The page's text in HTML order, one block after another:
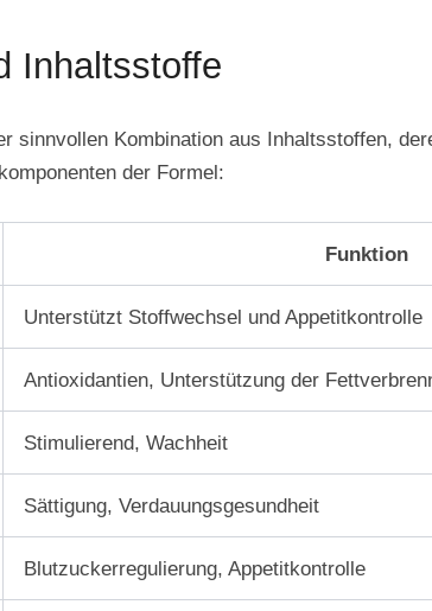
Inhaltsstoffe
sinnvollen Kombination aus Inhaltsstoffen,
der Formel:
Funktion
Unterstützt Stoffwechsel und Appetitkontrolle
Antioxidantien, Unterstützung der
Stimulierend, Wachheit
Sättigung, Verdauungsgesundheit
Blutzuckerregulierung, Appetitkontrolle